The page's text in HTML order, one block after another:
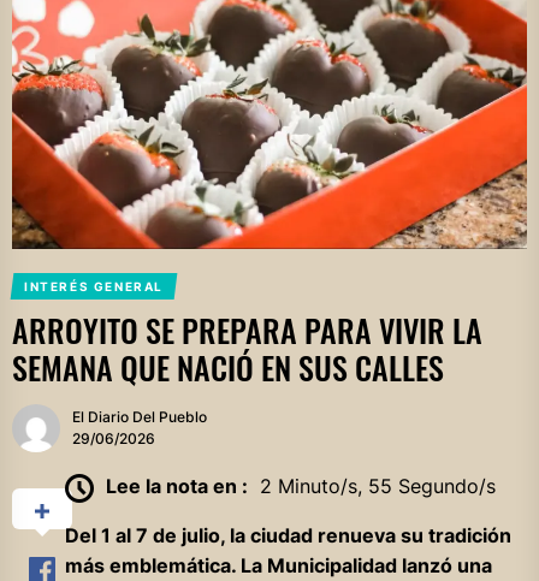
INTERÉS GENERAL
ARROYITO SE PREPARA PARA VIVIR LA
SEMANA QUE NACIÓ EN SUS CALLES
El Diario Del Pueblo
29/06/2026
Lee la nota en : 2 Minuto/s, 55 Segundo/s
Del 1 al 7 de julio, la ciudad renueva su tradición
más emblemática. La Municipalidad lanzó una